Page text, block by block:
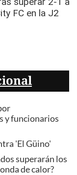
y funcionarios
'El Güino'
superarán los
de calor?